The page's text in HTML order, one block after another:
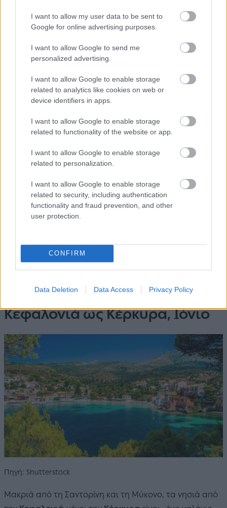
I want to allow my user data to be sent to
Google for online advertising purposes.
I want to allow Google to send me
personalized advertising.
I want to allow Google to enable storage
related to analytics like cookies on web or
device identifiers in apps.
I want to allow Google to enable storage
related to functionality of the website or app.
I want to allow Google to enable storage
related to personalization.
I want to allow Google to enable storage
related to security, including authentication
functionality and fraud prevention, and other
user protection.
CONFIRM
Data Deletion Data Access Privacy Policy
Κεφαλονιά ως Κέρκυρα, Ιόνιο
Πηγή: Shutterstock
Μακριά από τη Σαντορίνη και τη Μύκονο, τα νησιά από